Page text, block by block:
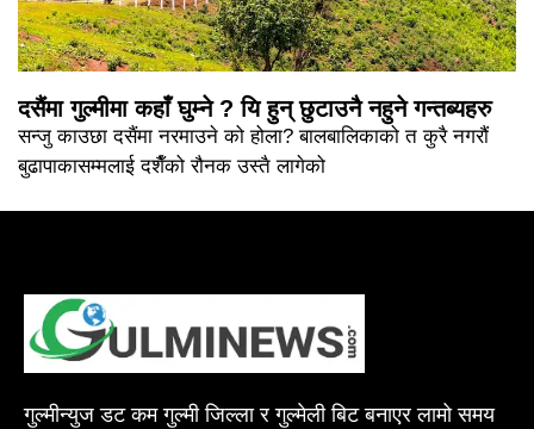
दसैंमा गुल्मीमा कहाँ घुम्ने ? यि हुन् छुटाउनै नहुने गन्तब्यहरु
सन्जु काउछा दसैंमा नरमाउने को होला? बालबालिकाको त कुरै नगरौं
बुढापाकासम्मलाई दशैँको रौनक उस्तै लागेको
गुल्मीन्युज डट कम गुल्मी जिल्ला र गुल्मेली बिट बनाएर लामो समय